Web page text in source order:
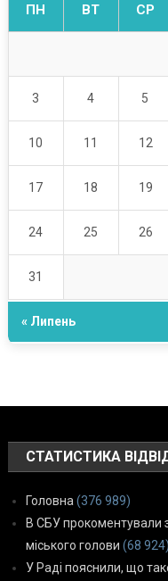
ПН ВТ СР
3 4 5
10 11 12
17 18 19
24 25 26
31
« Липень
СТАТИСТИКА
Головна (376 989)
В СБУ прокоментували
міського голови (68 924)
У Раді пояснили, що